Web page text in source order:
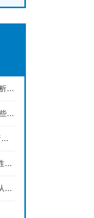
使用COD试剂进行水样分析的步骤
COD在线分析仪适用于哪些应用场景？
3分钟学会纯水电导率分析仪的校准方法
污泥浓度计的工作原理及性能特点
认识氟离子浓度分析仪，从认识它的功能特点开始